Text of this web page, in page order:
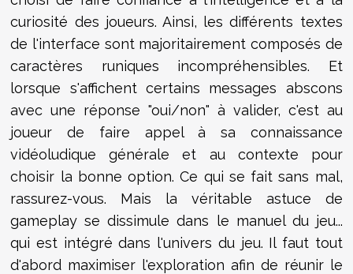
curiosité des joueurs. Ainsi, les différents textes
de l'interface sont majoritairement composés de
caractères runiques incompréhensibles. Et
lorsque s'affichent certains messages abscons
avec une réponse "oui/non" à valider, c'est au
joueur de faire appel à sa connaissance
vidéoludique générale et au contexte pour
choisir la bonne option. Ce qui se fait sans mal,
rassurez-vous. Mais la véritable astuce de
gameplay se dissimule dans le manuel du jeu...
qui est intégré dans l'univers du jeu. Il faut tout
d'abord maximiser l'exploration afin de réunir le